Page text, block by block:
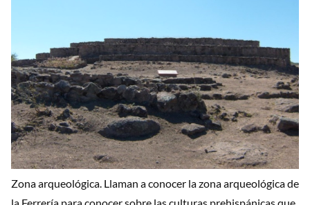
Zona arqueológica. Llaman a conocer la zona arqueológica de